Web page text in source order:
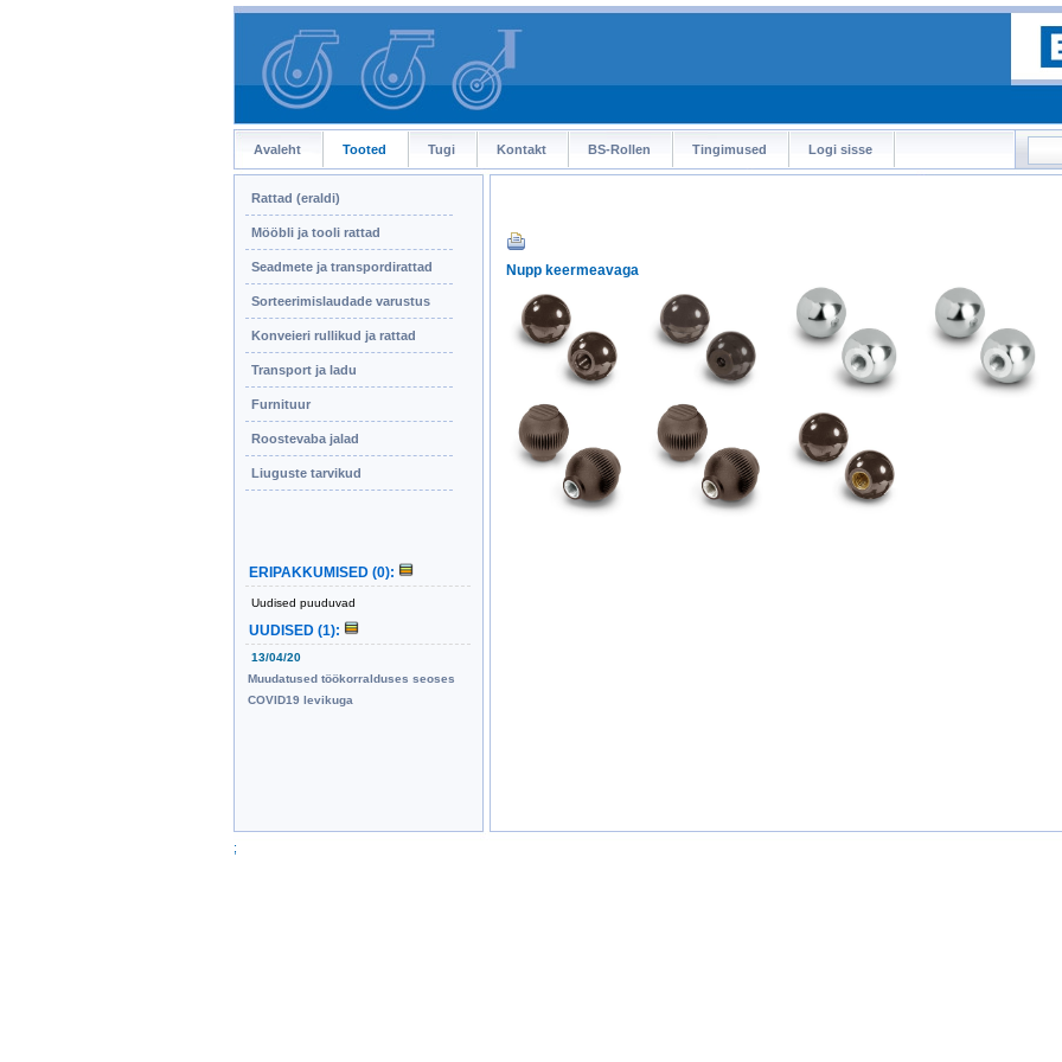
Avaleht Tooted Tugi Kontakt BS-Rollen Tingimused Logi sisse
Nupp keermeavaga
Rattad (eraldi)
Mööbli ja tooli rattad
Seadmete ja transpordirattad
Sorteerimislaudade varustus
Konveieri rullikud ja rattad
Transport ja ladu
Furnituur
Roostevaba jalad
Liuguste tarvikud
ERIPAKKUMISED (0):
Uudised puuduvad
UUDISED (1):
13/04/20
Muudatused töökorralduses seoses
COVID19 levikuga
;